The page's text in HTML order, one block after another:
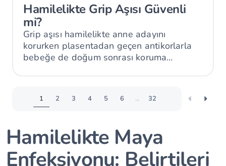
Hamilelikte Grip Aşısı Güvenli
mi?
Grip aşısı hamilelikte anne adayını
korurken plasentadan geçen antikorlarla
bebeğe de doğum sonrası koruma
1 2 3 4 5 6 ... 32
Hamilelikte Maya
Enfeksiyonu: Belirtileri